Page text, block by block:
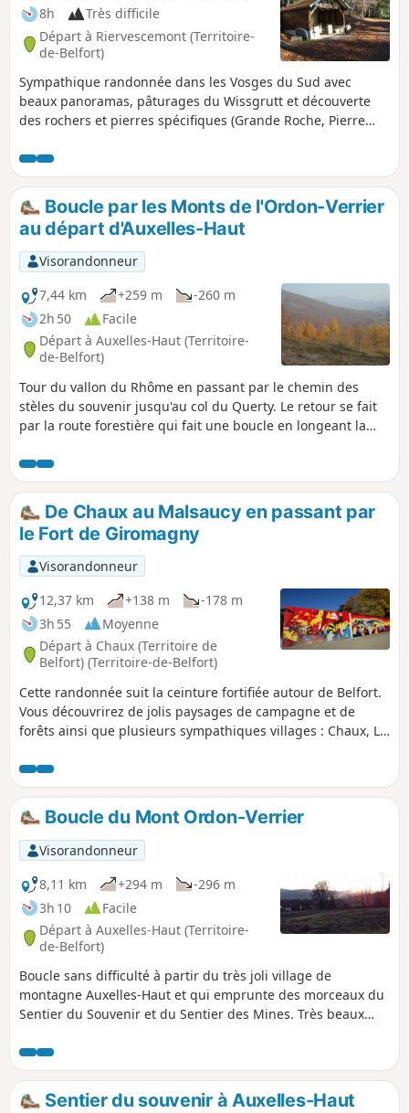
8h
Très difficile
Départ à Riervescemont (Territoire-
de-Belfort)
Sympathique randonnée dans les Vosges du Sud avec
beaux panoramas, pâturages du Wissgrutt et découverte
des rochers et pierres spécifiques (Grande Roche, Pierre
Boucle par les Monts de l'Ordon-Verrier
au départ d'Auxelles-Haut
Visorandonneur
7,44 km
+259 m
-260 m
2h 50
Facile
Départ à Auxelles-Haut (Territoire-
de-Belfort)
Tour du vallon du Rhôme en passant par le chemin des
stèles du souvenir jusqu'au col du Querty. Le retour se fait
par la route forestière qui fait une boucle en longeant la
De Chaux au Malsaucy en passant par
le Fort de Giromagny
Visorandonneur
12,37 km
+138 m
-178 m
3h 55
Moyenne
Départ à Chaux (Territoire de
Belfort) (Territoire-de-Belfort)
Cette randonnée suit la ceinture fortifiée autour de Belfort.
Vous découvrirez de jolis paysages de campagne et de
forêts ainsi que plusieurs sympathiques villages : Chaux, La
du Fort de Giromagny. Il se termine par un paysage avec de
nombreux étangs et la zone protégée du Malsaucy. Outre
une belle vue sur les Vosges vous pourrez admirer de
nombreux oiseaux. Le départ et l'arrivée sont desservis par
bus ou train.
Boucle du Mont Ordon-Verrier
Visorandonneur
8,11 km
+294 m
-296 m
3h 10
Facile
Départ à Auxelles-Haut (Territoire-
de-Belfort)
Boucle sans difficulté à partir du très joli village de
montagne Auxelles-Haut et qui emprunte des morceaux du
Sentier du Souvenir et du Sentier des Mines. Très beaux
Véronne, le Salbert et la vallée qui redescend vers Plancher-
Bas. Traversée d'une forêt magnifique.
Sentier du souvenir à Auxelles-Haut